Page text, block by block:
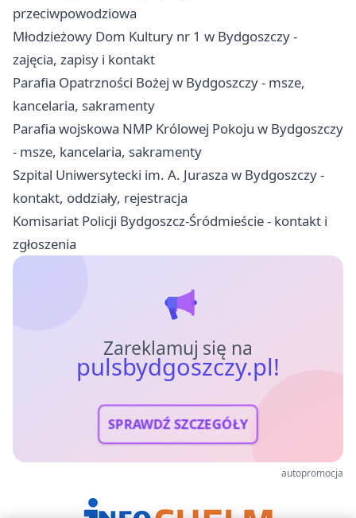
przeciwpowodziowa
Młodzieżowy Dom Kultury nr 1 w Bydgoszczy -
zajęcia, zapisy i kontakt
Parafia Opatrzności Bożej w Bydgoszczy - msze,
kancelaria, sakramenty
Parafia wojskowa NMP Królowej Pokoju w Bydgoszczy
- msze, kancelaria, sakramenty
Szpital Uniwersytecki im. A. Jurasza w Bydgoszczy -
kontakt, oddziały, rejestracja
Komisariat Policji Bydgoszcz-Śródmieście - kontakt i
zgłoszenia
Zareklamuj się na
pulsbydgoszczy.pl!
SPRAWDŹ SZCZEGÓŁY
autopromocja